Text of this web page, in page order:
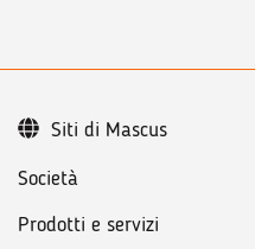
Società
Prodotti e servizi
Siti di Mascus